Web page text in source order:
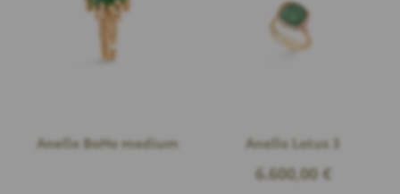
Anello BoHo medium Anello Lotus 3
6.600,00 €